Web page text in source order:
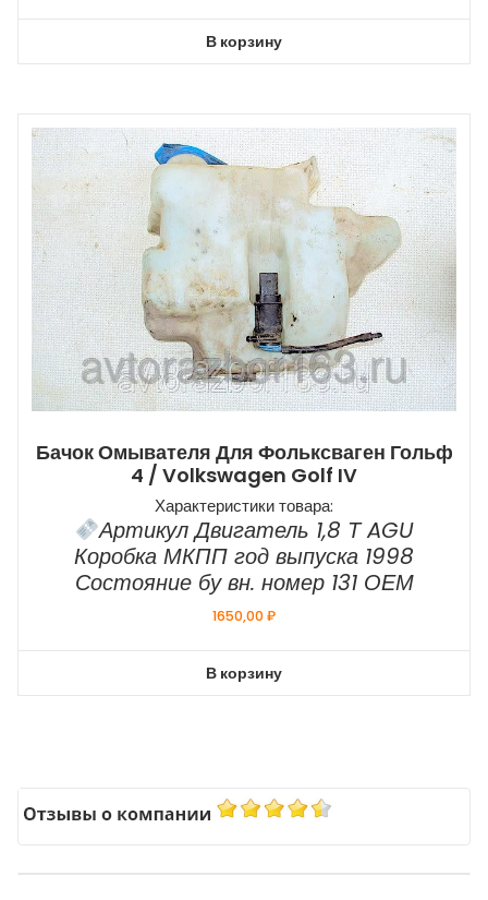
В корзину
Бачок Омывателя Для Фольксваген Гольф
4 / Volkswagen Golf IV
Характеристики товара:
Артикул Двигатель 1,8 Т AGU
Коробка МКПП год выпуска 1998
Состояние бу вн. номер 131 ОЕМ
1650,00₽
В корзину